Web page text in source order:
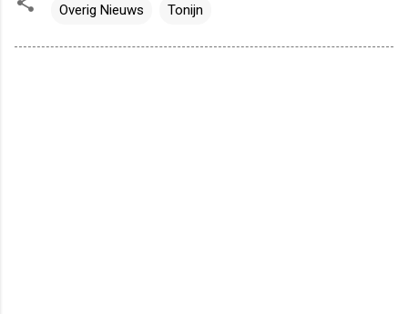
Overig Nieuws Tonijn